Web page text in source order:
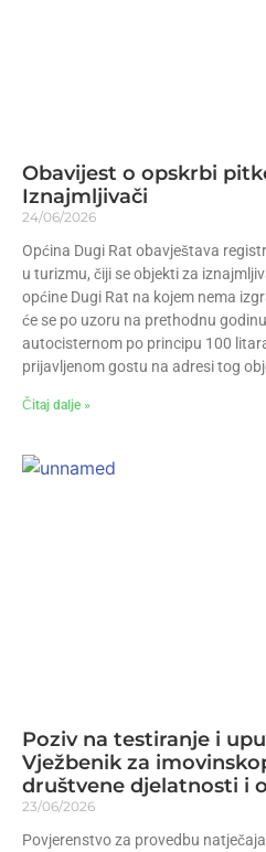
Obavijest o opskrbi
Iznajmljivači
24/06/2026
Općina Dugi Rat obavještava
u turizmu, čiji se objekti za
općine Dugi Rat na kojem nema
će se po uzoru na prethodnu
autocisternom po principu 100
prijavljenom gostu na adresi tog
Čitaj dalje »
Poziv na testiranje i
Vježbenik za
društvene djelatnosti i
23/06/2026
Povjerenstvo za provedbu